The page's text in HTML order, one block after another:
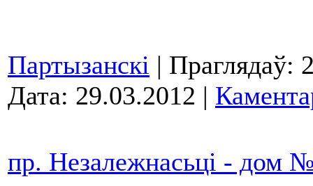
Партызанскі | Праглядаў:
Дата: 29.03.2012 |
пр. Незалежнасьці - дом